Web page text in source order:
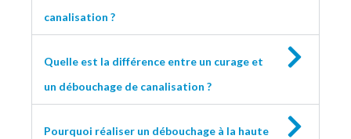
canalisation ?
Quelle est la différence entre un curage et
un débouchage de canalisation ?
Pourquoi réaliser un débouchage à la haute